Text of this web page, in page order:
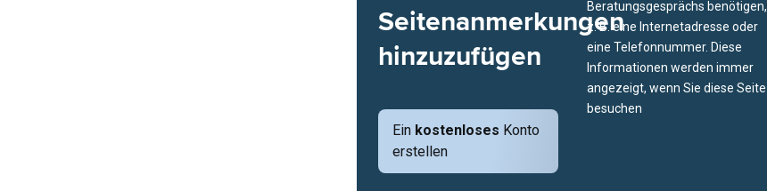
Seitenanmerkungen
hinzuzufügen
Ein kostenloses Konto
erstellen
Beratungsgesprächs benötigen,
z. B. eine Internetadresse oder
eine Telefonnummer. Diese
Informationen werden immer
angezeigt, wenn Sie diese Seite
besuchen